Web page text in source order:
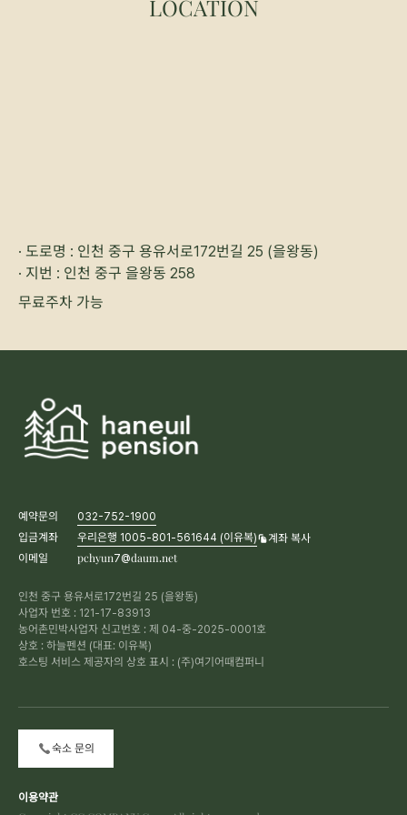
LOCATION
· 도로명 : 인천 중구 용유서로172번길 25 (을왕동)
· 지번 : 인천 중구 을왕동 258
무료주차 가능
예약문의
032-752-1900
입금계좌
우리은행 1005-801-561644 (이유복)
계좌 복사
이메일
pchyun7@daum.net
인천 중구 용유서로172번길 25 (을왕동)
사업자 번호 : 121-17-83913
농어촌민박사업자 신고번호 : 제 04-중-2025-0001호
상호 : 하늘펜션 (대표: 이유복)
호스팅 서비스 제공자의 상호 표시 : (주)여기어때컴퍼니
이용약관
숙소 문의